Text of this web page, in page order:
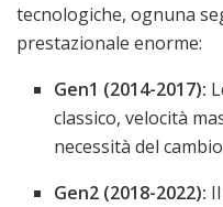
tecnologiche, ognuna
prestazionale enorme:
Gen1 (2014-2017):
classico, velocità
necessità del
Gen2 (2018-2022):